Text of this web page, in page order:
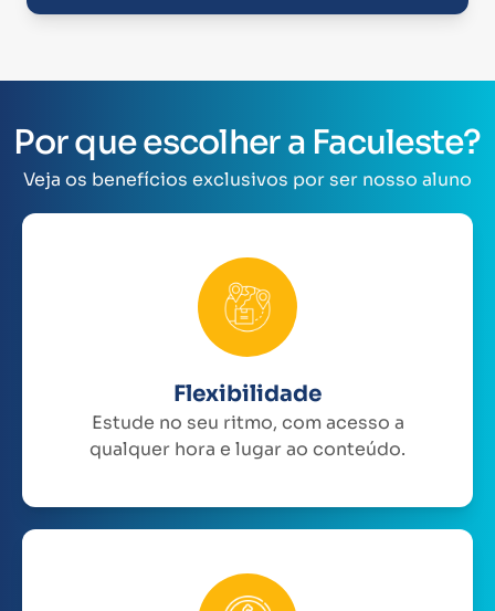
Por que escolher a Faculeste?
Veja os benefícios exclusivos por ser nosso aluno
Flexibilidade
Estude no seu ritmo, com acesso a
qualquer hora e lugar ao conteúdo.